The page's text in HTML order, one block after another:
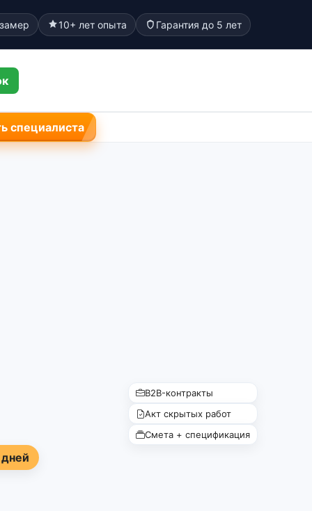
10+ лет опыта Гарантия до 5 лет
специалиста
B2B-контракты
Акт скрытых работ
Смета + спецификация